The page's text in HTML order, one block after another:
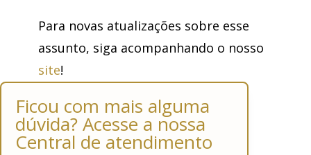
Para novas atualizações sobre esse
assunto, siga acompanhando o nosso
site!
Ficou com mais alguma
dúvida? Acesse a nossa
Central de atendimento